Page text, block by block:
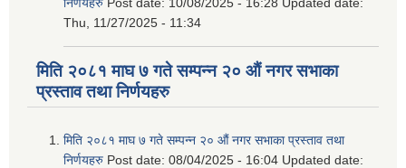
निर्णयहरु Post date: 10/08/2025 - 16:28 Updated date:
Thu, 11/27/2025 - 11:34
मिति २०८१ माघ ७ गते सम्पन्न २० औं नगर सभाका
प्रस्ताव तथा निर्णयहरु
मिति २०८१ माघ ७ गते सम्पन्न २० औं नगर सभाका प्रस्ताव तथा
निर्णयहरु Post date: 08/04/2025 - 16:04 Updated date: